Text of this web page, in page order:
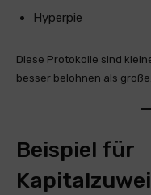
Hyperpie
Diese Protokolle sind
besser belohnen als große.
Beispiel für